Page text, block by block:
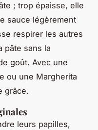
; trop épaisse, elle
sauce légèrement
respirer les autres
pâte sans la
goût. Avec une
ou une Margherita
grâce.
leurs papilles,